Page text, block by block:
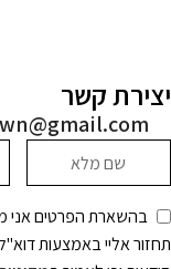
יצירת קשר
בהשארת הפרטים
תחזור אליי באמצעות